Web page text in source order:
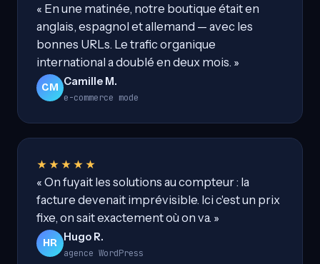
« En une matinée, notre boutique était en
anglais, espagnol et allemand — avec les
bonnes URLs. Le trafic organique
international a doublé en deux mois. »
CM Camille M.
e-commerce mode
★★★★★
« On fuyait les solutions au compteur : la
facture devenait imprévisible. Ici c'est un prix
fixe, on sait exactement où on va. »
HR Hugo R.
agence WordPress